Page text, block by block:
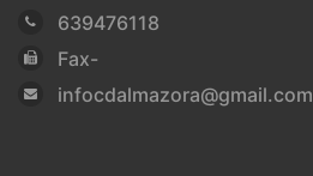
639476118
Fax-
infocdalmazora@gmail.com